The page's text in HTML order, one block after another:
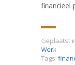
financieel
Geplaatst
Werk
Tags: